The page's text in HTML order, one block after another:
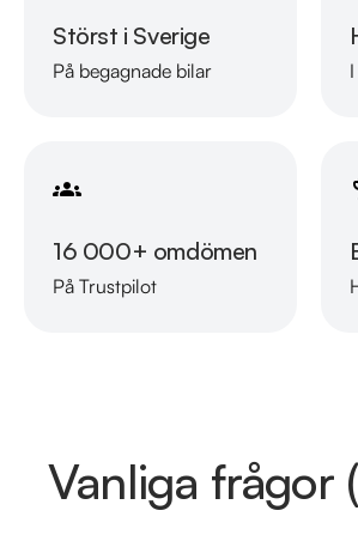
Störst i Sverige
På begagnade bilar
16 000+ omdömen
På Trustpilot
Vanliga frågor